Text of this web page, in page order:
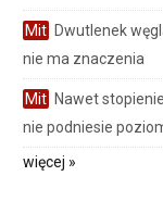
Mit Dwutlenek
nie ma znaczenia
Mit Nawet
nie podniesie
więcej »